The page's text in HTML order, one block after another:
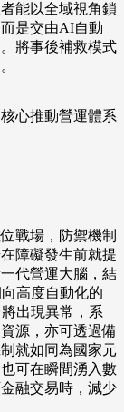
能以全域視角鎖
是交由AI自動
將事後補救模式
心推動營運體系
戰場，防禦機制
障礙發生前就提
代營運大腦，結
高度自動化的
出現異常，系
源，亦可透過備
就如同為國家元
可在瞬間湧入數
融交易時，減少